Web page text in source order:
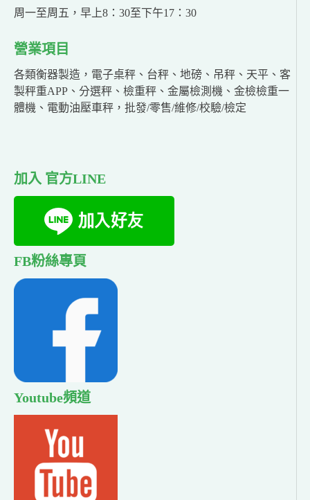
周一至周五，早上8：30至下午17：30
營業項目
各類衡器製造，電子桌秤、台秤、地磅、吊秤、天平、客
製秤重APP、分選秤、檢重秤、金屬檢測機、金檢檢重一
體機、電動油壓車秤，批發/零售/維修/校驗/檢定
加入 官方LINE
FB粉絲專頁
Youtube頻道